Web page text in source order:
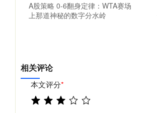
A股策略 0-6翻身定律：WTA赛场
上那道神秘的数字分水岭
相关评论
本文评分*